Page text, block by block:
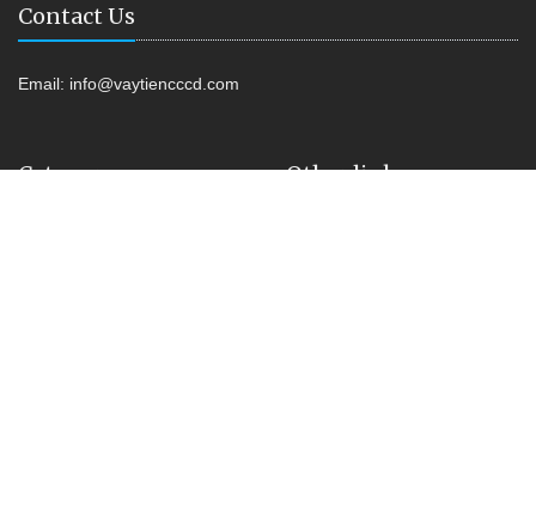
Contact Us
Email: info@vaytiencccd.com
Category Other link